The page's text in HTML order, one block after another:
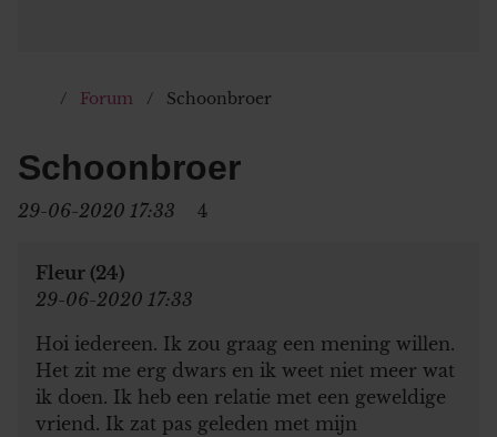
Forum Schoonbroer
Schoonbroer
29-06-2020 17:33 4
Fleur (24)
29-06-2020 17:33
Hoi iedereen. Ik zou graag een mening willen.
Het zit me erg dwars en ik weet niet meer wat
ik doen. Ik heb een relatie met een geweldige
vriend. Ik zat pas geleden met mijn